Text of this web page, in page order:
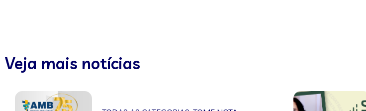
Veja mais notícias